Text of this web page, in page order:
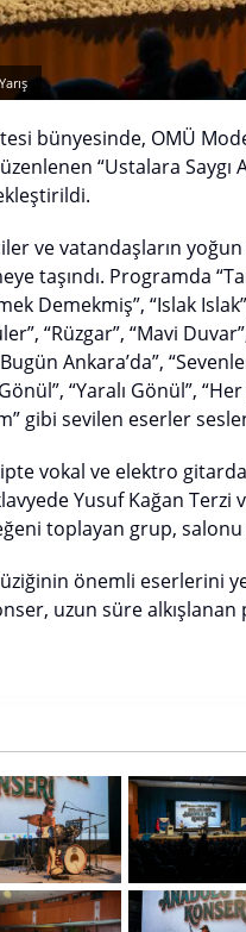
bünyesinde, OMÜ
“Ustalara
ve vatandaşların
taşındı. Programda
Demekmiş”, “Islak
“Rüzgar”, “Mavi
Ankara’da”,
“Yaralı Gönül”,
gibi sevilen eserler
vokal ve elektro
Yusuf Kağan Terzi
toplayan grup,
önemli eserlerini
uzun süre